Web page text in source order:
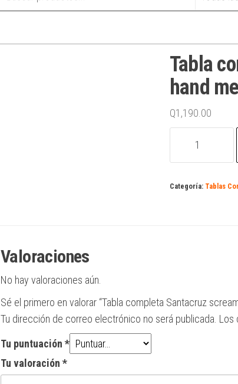
Tabla
hand
Q1,190.00
completa
screaming
Categoría: Tablas
Valoraciones
No hay valoraciones aún.
Sé el primero en valorar “Tabla completa Santacruz
Tu dirección de correo electrónico no será publicada. Los
Tu puntuación *
Tu valoración *